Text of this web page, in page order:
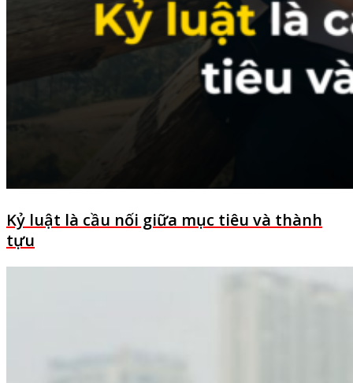
Kỷ luật là cầu nối giữa mục tiêu và thành
tựu